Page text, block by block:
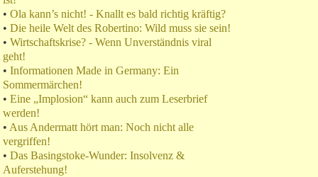
• Ola kann’s nicht! - Knallt es bald richtig kräftig?
• Die heile Welt des Robertino: Wild muss sie sein!
• Wirtschaftskrise? - Wenn Unverständnis viral
geht!
• Informationen Made in Germany: Ein
Sommermärchen!
• Eine „Implosion“ kann auch zum Leserbrief
werden!
• Aus Andermatt hört man: Noch nicht alle
vergriffen!
• Das Basingstoke-Wunder: Insolvenz &
Auferstehung!